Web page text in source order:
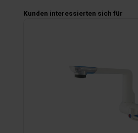
Produktgalerie überspringen
Kunden interessierten sich für